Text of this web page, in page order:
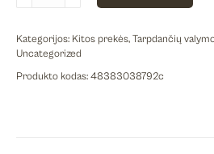
tarpdančių
šepetėliai
su
Kategorijos: Kitos prekės, Tarpdančių
Uncategorized
Produkto kodas: 48383038792c